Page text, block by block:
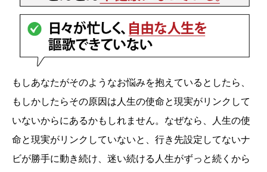
もしあなたがそのようなお悩みを抱えているとしたら、
もしかしたらその原因は人生の使命と現実がリンクして
いないからにあるかもしれません。なぜなら、人生の使
命と現実がリンクしていないと、行き先設定してないナ
ビが勝手に動き続け、迷い続ける人生がずっと続くから